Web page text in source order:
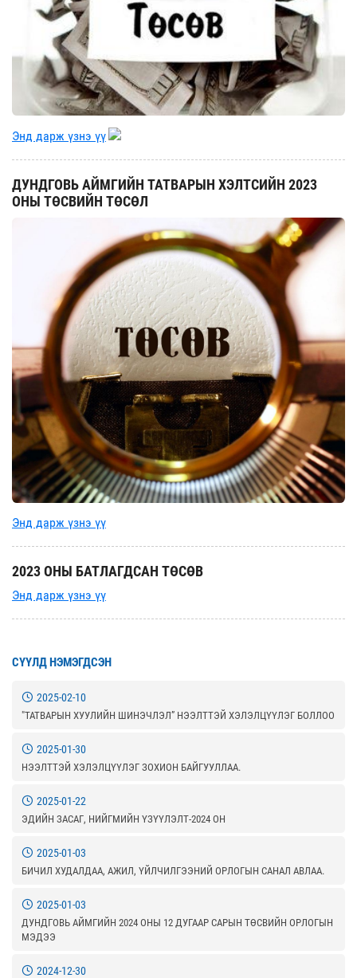
Энд дарж үзнэ үү
ДУНДГОВЬ АЙМГИЙН ТАТВАРЫН ХЭЛТСИЙН 2023
ОНЫ ТӨСВИЙН ТӨСӨЛ
Энд дарж үзнэ үү
2023 ОНЫ БАТЛАГДСАН ТӨСӨВ
Энд дарж үзнэ үү
СҮҮЛД НЭМЭГДСЭН
2025-02-10
"ТАТВАРЫН ХУУЛИЙН ШИНЭЧЛЭЛ” НЭЭЛТТЭЙ ХЭЛЭЛЦҮҮЛЭГ БОЛЛОО
2025-01-30
НЭЭЛТТЭЙ ХЭЛЭЛЦҮҮЛЭГ ЗОХИОН БАЙГУУЛЛАА.
2025-01-22
ЭДИЙН ЗАСАГ, НИЙГМИЙН ҮЗҮҮЛЭЛТ-2024 ОН
2025-01-03
БИЧИЛ ХУДАЛДАА, АЖИЛ, ҮЙЛЧИЛГЭЭНИЙ ОРЛОГЫН САНАЛ АВЛАА.
2025-01-03
ДУНДГОВЬ АЙМГИЙН 2024 ОНЫ 12 ДУГААР САРЫН ТӨСВИЙН ОРЛОГЫН
МЭДЭЭ
2024-12-30